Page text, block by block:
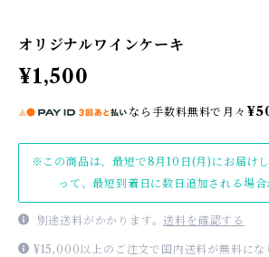
オリジナルワインケーキ
¥1,500
なら 手数料無料で 月々
※この商品は、最短で8月10日(月)にお届け
って、最短到着日に数日追加される場合
別途送料がかかります。送料を確認する
¥15,000以上のご注文で国内送料が無料にな